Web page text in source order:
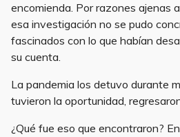
encomienda. Por razones ajenas
esa investigación no se pudo
fascinados con lo que habían
su cuenta.
La pandemia los detuvo durante
tuvieron la oportunidad,
¿Qué fue eso que encontraron?